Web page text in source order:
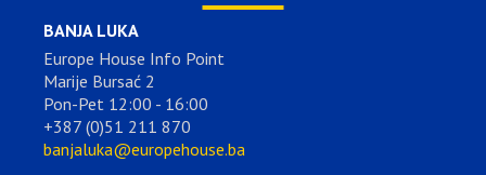
BANJA LUKA
Europe House Info Point
Marije Bursać 2
Pon-Pet 12:00 - 16:00
+387 (0)51 211 870
banjaluka@europehouse.ba